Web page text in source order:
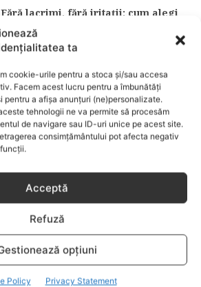
ta
cookie-urile pentru a stoca și/sau accesa
Facem acest lucru pentru a îmbunătăți
pentru a afișa anunțuri (ne)personalizate.
tehnologii ne va permite să procesăm
de navigare sau ID-uri unice pe acest site.
consimțământului pot afecta negativ
Acceptă
Refuză
opțiuni
Policy Privacy Statement
Fără lacrimi, fără iritații: cum alegi
634
582
424
259